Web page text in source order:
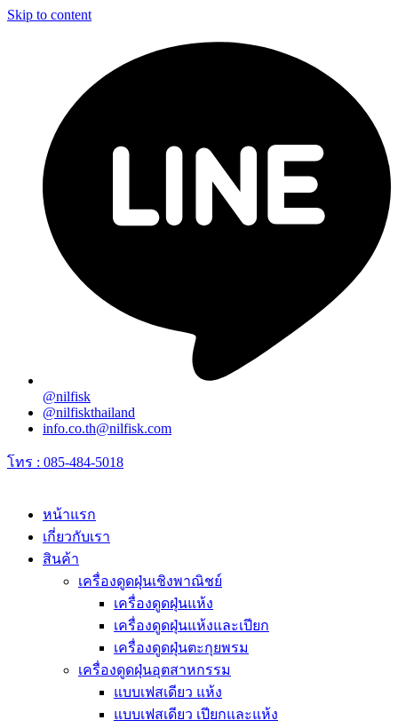
Skip to content
@nilfisk
@nilfiskthailand
info.co.th@nilfisk.com
โทร : 085-484-5018
หน้าแรก
เกี่ยวกับเรา
สินค้า
เครื่องดูดฝุ่นเชิงพาณิชย์
เครื่องดูดฝุ่นแห้ง
เครื่องดูดฝุ่นแห้งและเปียก
เครื่องดูดฝุ่นตะกุยพรม
เครื่องดูดฝุ่นอุตสาหกรรม
แบบเฟสเดียว แห้ง
แบบเฟสเดียว เปียกและแห้ง